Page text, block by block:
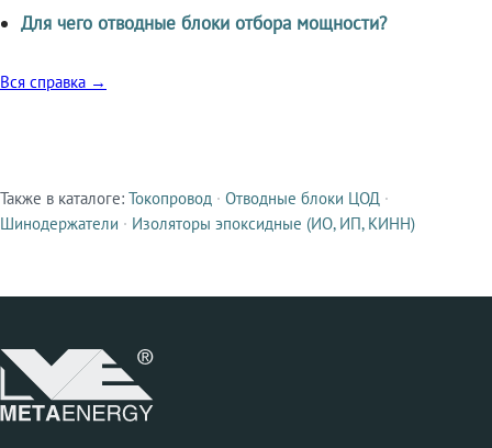
Для чего отводные блоки отбора мощности?
Вся справка →
Смежные продукты
Также в каталоге: Токопровод · Отводные блоки ЦОД ·
Шинодержатели · Изоляторы эпоксидные (ИО, ИП, КИНН)